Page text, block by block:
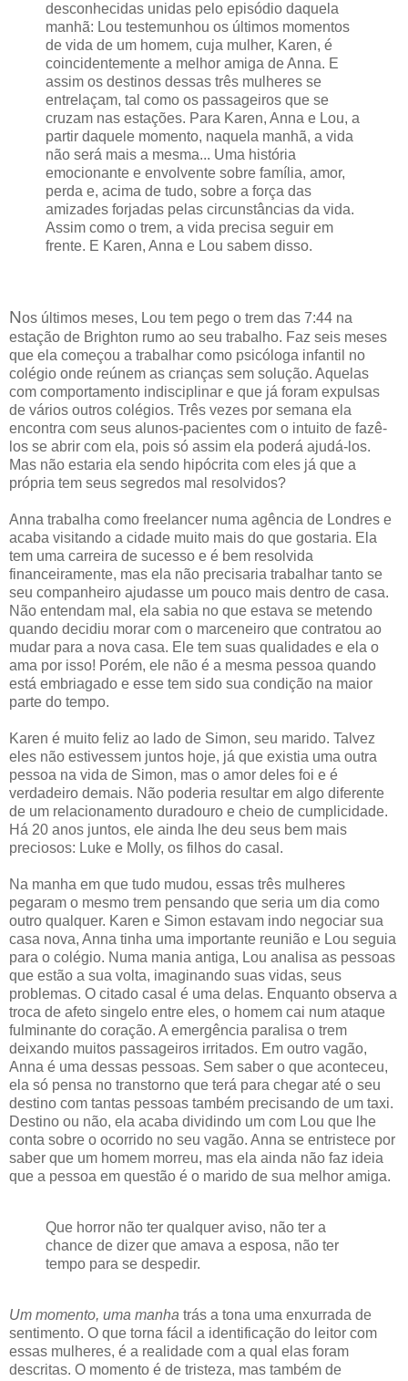
desconhecidas unidas pelo episódio daquela
manhã: Lou testemunhou os últimos momentos
de vida de um homem, cuja mulher, Karen, é
coincidentemente a melhor amiga de Anna. E
assim os destinos dessas três mulheres se
entrelaçam, tal como os passageiros que se
cruzam nas estações. Para Karen, Anna e Lou, a
partir daquele momento, naquela manhã, a vida
não será mais a mesma... Uma história
emocionante e envolvente sobre família, amor,
perda e, acima de tudo, sobre a força das
amizades forjadas pelas circunstâncias da vida.
Assim como o trem, a vida precisa seguir em
frente. E Karen, Anna e Lou sabem disso.
Nos últimos meses, Lou tem pego o trem das 7:44 na
estação de Brighton rumo ao seu trabalho. Faz seis meses
que ela começou a trabalhar como psicóloga infantil no
colégio onde reúnem as crianças sem solução. Aquelas
com comportamento indisciplinar e que já foram expulsas
de vários outros colégios. Três vezes por semana ela
encontra com seus alunos-pacientes com o intuito de fazê-
los se abrir com ela, pois só assim ela poderá ajudá-los.
Mas não estaria ela sendo hipócrita com eles já que a
própria tem seus segredos mal resolvidos?
Anna trabalha como freelancer numa agência de Londres e
acaba visitando a cidade muito mais do que gostaria. Ela
tem uma carreira de sucesso e é bem resolvida
financeiramente, mas ela não precisaria trabalhar tanto se
seu companheiro ajudasse um pouco mais dentro de casa.
Não entendam mal, ela sabia no que estava se metendo
quando decidiu morar com o marceneiro que contratou ao
mudar para a nova casa. Ele tem suas qualidades e ela o
ama por isso! Porém, ele não é a mesma pessoa quando
está embriagado e esse tem sido sua condição na maior
parte do tempo.
Karen é muito feliz ao lado de Simon, seu marido. Talvez
eles não estivessem juntos hoje, já que existia uma outra
pessoa na vida de Simon, mas o amor deles foi e é
verdadeiro demais. Não poderia resultar em algo diferente
de um relacionamento duradouro e cheio de cumplicidade.
Há 20 anos juntos, ele ainda lhe deu seus bem mais
preciosos: Luke e Molly, os filhos do casal.
Na manha em que tudo mudou, essas três mulheres
pegaram o mesmo trem pensando que seria um dia como
outro qualquer. Karen e Simon estavam indo negociar sua
casa nova, Anna tinha uma importante reunião e Lou seguia
para o colégio. Numa mania antiga, Lou analisa as pessoas
que estão a sua volta, imaginando suas vidas, seus
problemas. O citado casal é uma delas. Enquanto observa a
troca de afeto singelo entre eles, o homem cai num ataque
fulminante do coração. A emergência paralisa o trem
deixando muitos passageiros irritados. Em outro vagão,
Anna é uma dessas pessoas. Sem saber o que aconteceu,
ela só pensa no transtorno que terá para chegar até o seu
destino com tantas pessoas também precisando de um taxi.
Destino ou não, ela acaba dividindo um com Lou que lhe
conta sobre o ocorrido no seu vagão. Anna se entristece por
saber que um homem morreu, mas ela ainda não faz ideia
que a pessoa em questão é o marido de sua melhor amiga.
Que horror não ter qualquer aviso, não ter a
chance de dizer que amava a esposa, não ter
tempo para se despedir.
Um momento, uma manha trás a tona uma enxurrada de
sentimento. O que torna fácil a identificação do leitor com
essas mulheres, é a realidade com a qual elas foram
descritas. O momento é de tristeza, mas também de